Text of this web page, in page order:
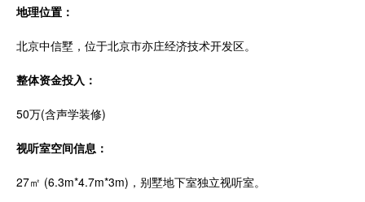
地理位置：
北京中信墅，位于北京市亦庄经济技术开发区。
整体资金投入：
50万(含声学装修)
视听室空间信息：
27㎡ (6.3m*4.7m*3m)，别墅地下室独立视听室。